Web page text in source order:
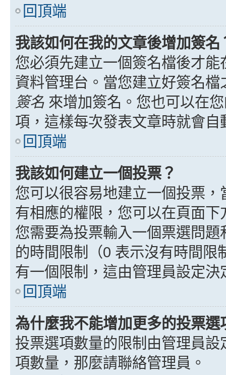
回頂端
我該如何在我的文章後增加簽名
您必須先建立一個簽名檔後才
資料管理台。當您建立好簽名
簽名 來增加簽名。您也可以在
項，這樣每次發表文章時就會自
回頂端
我該如何建立一個投票？
您可以很容易地建立一個投票
有相應的權限，您可以在頁面
您需要為投票輸入一個票選問
的時間限制（0 表示沒有時間限
有一個限制，這由管理員設定決
回頂端
為什麼我不能增加更多的投票選
投票選項數量的限制由管理員
項數量，那麼請聯絡管理員。